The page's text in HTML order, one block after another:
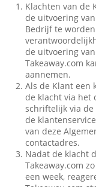
Klachten van de
de uitvoering
Bedrijf te
de uitvoering
Takeaway.com
aannemen.
Als de Klant een
de klacht via het
schriftelijk via
de
van deze
contactadres.
Nadat de klacht
Takeaway.com
een week,